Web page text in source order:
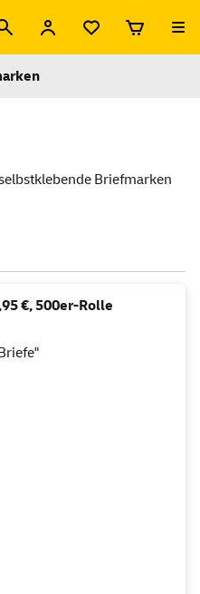
Briefmarken
€, 500er-Rolle